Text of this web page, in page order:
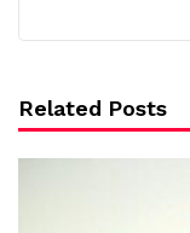
Related Posts